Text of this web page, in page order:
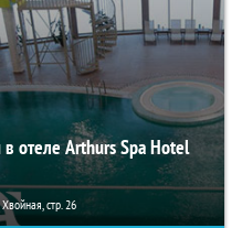
отеле Arthurs Spa Hotel
стр. 26